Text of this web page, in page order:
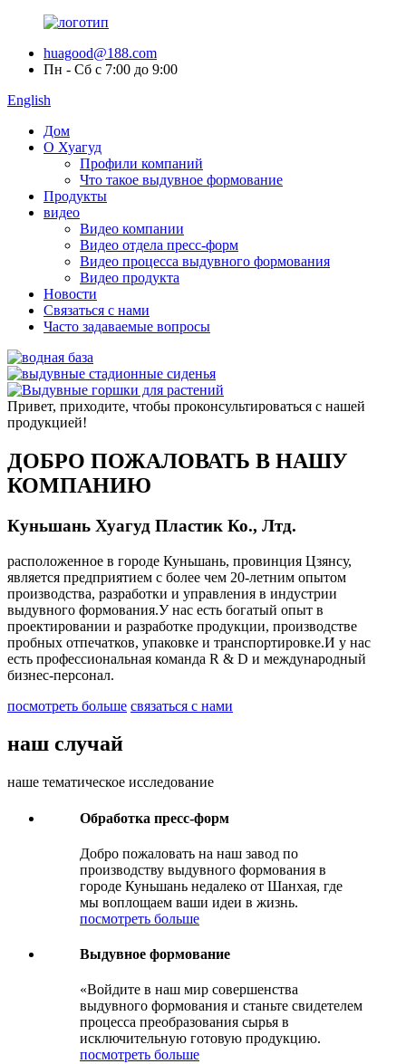
huagood@188.com
Пн - Сб с 7:00 до 9:00
English
Дом
О Хуагуд
Профили компаний
Что такое выдувное формование
Продукты
видео
Видео компании
Видео отдела пресс-форм
Видео процесса выдувного формования
Видео продукта
Новости
Связаться с нами
Часто задаваемые вопросы
Привет, приходите, чтобы проконсультироваться с нашей
продукцией!
ДОБРО ПОЖАЛОВАТЬ В НАШУ
КОМПАНИЮ
Куньшань Хуагуд Пластик Ко., Лтд.
расположенное в городе Куньшань, провинция Цзянсу,
является предприятием с более чем 20-летним опытом
производства, разработки и управления в индустрии
выдувного формования.У нас есть богатый опыт в
проектировании и разработке продукции, производстве
пробных отпечатков, упаковке и транспортировке.И у нас
есть профессиональная команда R & D и международный
бизнес-персонал.
посмотреть больше связаться с нами
наш случай
наше тематическое исследование
Обработка пресс-форм
Добро пожаловать на наш завод по
производству выдувного формования в
городе Куньшань недалеко от Шанхая, где
мы воплощаем ваши идеи в жизнь.
посмотреть больше
Выдувное формование
«Войдите в наш мир совершенства
выдувного формования и станьте свидетелем
процесса преобразования сырья в
исключительную готовую продукцию.
посмотреть больше